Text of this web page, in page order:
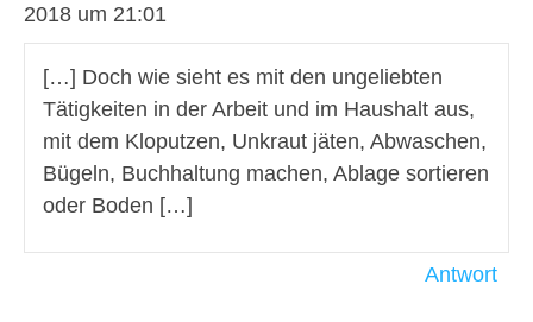
2018 um 21:01
[…] Doch wie sieht es mit den ungeliebten
Tätigkeiten in der Arbeit und im Haushalt aus,
mit dem Kloputzen, Unkraut jäten, Abwaschen,
Bügeln, Buchhaltung machen, Ablage sortieren
oder Boden […]
Antwort